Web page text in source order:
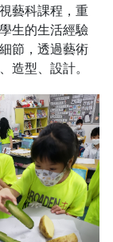
藝科課程，重
生的生活經驗
節，透過藝術
造型、設計。